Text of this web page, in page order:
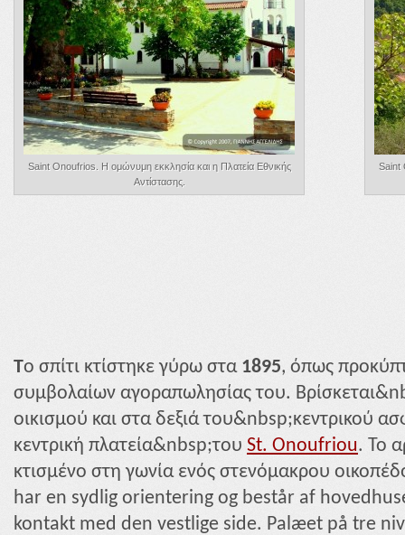
Saint
Saint Onoufrios. Η ομώνυμη εκκλησία και η Πλατεία Εθνικής
Αντίστασης.
To σπίτι κτίστηκε γύρω στα 1895, όπως
συμβολαίων αγοραπωλησίας του.
οικισμού και στα δεξιά του&nbsp;κεντρικού
κεντρική πλατεία&nbsp;του St. Onoufriou. Το
κτισμένο στη γωνία ενός στενόμακρου
har en sydlig orientering og består af
kontakt med den vestlige side. Palæet på tre